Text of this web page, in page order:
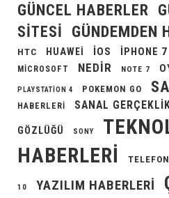
GÜNCEL HABERLER
SITESI
GÜNDEMDEN
HTC
HUAWEI IOS IPHONE 7
MICROSOFT NEDIR NOTE 7
PLAYSTATION 4 POKEMON GO
HABERLERI
SANAL
GÖZLÜĞÜ SONY
HABERLERI
TELEFON
10 YAZILIM HABERLERI